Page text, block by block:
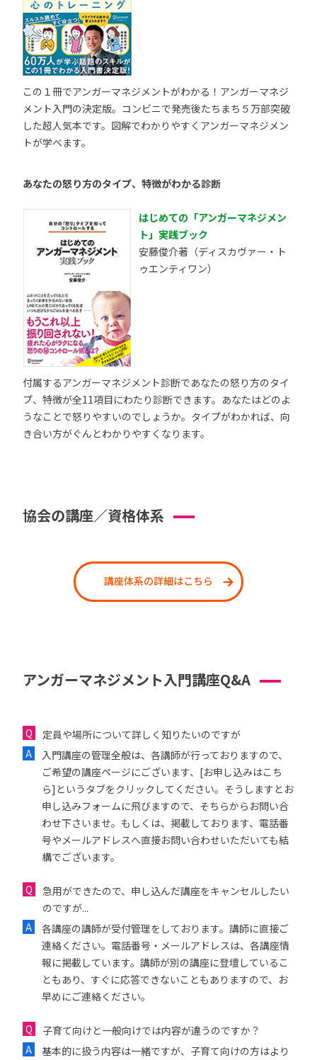
この１冊でアンガーマネジメントがわかる！アンガーマネジ
メント入門の決定版。コンビニで発売後たちまち５万部突破
した超人気本です。図解でわかりやすくアンガーマネジメン
トが学べます。
あなたの怒り方のタイプ、特徴がわかる診断
はじめての「アンガーマネジメン
ト」実践ブック
安藤俊介著（ディスカヴァー・ト
ゥエンティワン）
付属するアンガーマネジメント診断であなたの怒り方のタイ
プ、特徴が全11項目にわたり診断できます。あなたはどのよ
うなことで怒りやすいのでしょうか。タイプがわかれば、向
き合い方がぐんとわかりやすくなります。
協会の講座／資格体系
講座体系の詳細はこちら
アンガーマネジメント入門講座Q&A
定員や場所について詳しく知りたいのですが
入門講座の管理全般は、各講師が行っておりますので、
ご希望の講座ページにございます、[お申し込みはこち
ら]というタブをクリックしてください。そうしますとお
申し込みフォームに飛びますので、そちらからお問い合
わせ下さいませ。もしくは、掲載しております、電話番
号やメールアドレスへ直接お問い合わせいただいても結
構でございます。
急用ができたので、申し込んだ講座をキャンセルしたい
のですが...
各講座の講師が受付管理をしております。講師に直接ご
連絡ください。電話番号・メールアドレスは、各講座情
報に掲載しています。講師が別の講座に登壇しているこ
ともあり、すぐに応答できないこともありますので、お
早めにご連絡ください。
子育て向けと一般向けでは内容が違うのですか？
基本的に扱う内容は一緒ですが、子育て向けの方はより